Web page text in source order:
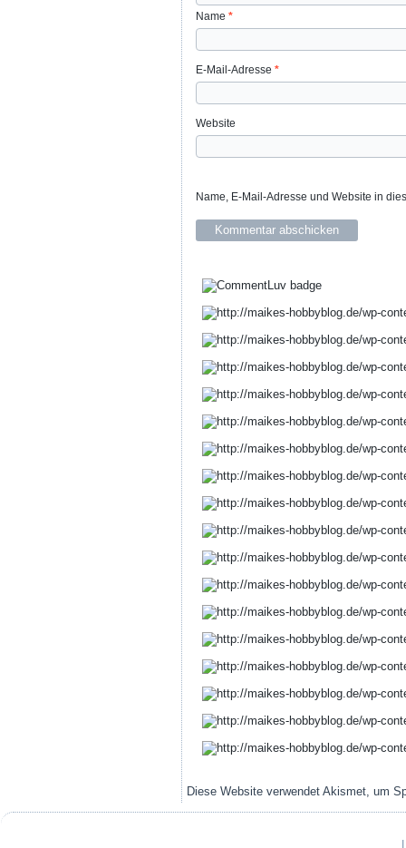
Name *
E-Mail-Adresse *
Website
Name, E-Mail-Adresse und Website in
Diese Website verwendet Akismet, um